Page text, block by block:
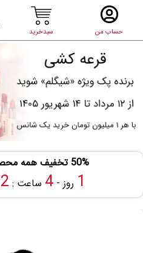
حساب من سبدخرید
50% تخفیف همه محصولات ویژه تابستان
1 روز -4 ساعت : 2